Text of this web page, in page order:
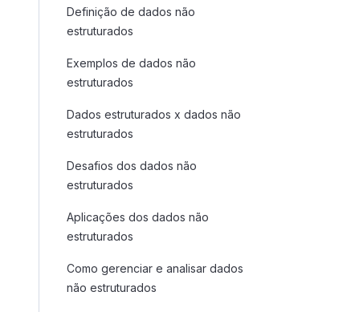
Definição de dados não
estruturados
Exemplos de dados não
estruturados
Dados estruturados x dados não
estruturados
Desafios dos dados não
estruturados
Aplicações dos dados não
estruturados
Como gerenciar e analisar dados
não estruturados